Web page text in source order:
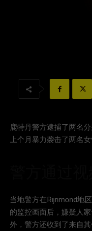
鹿特丹警方逮捕了两名
上个月暴力袭击了两名
当地警方在Rijnmond地
的监控画面后，嫌疑人
外，警方还收到了来自